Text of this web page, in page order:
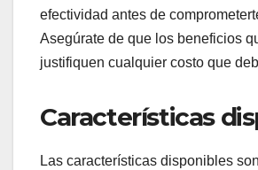
efectividad antes de
Asegúrate de que los beneficios
justifiquen cualquier costo que
Características
Las características disponibles